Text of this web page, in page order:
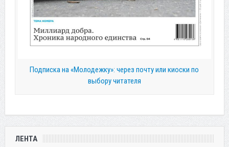
Подписка на «Молодежку»: через почту или киоски по
выбору читателя
ЛЕНТА